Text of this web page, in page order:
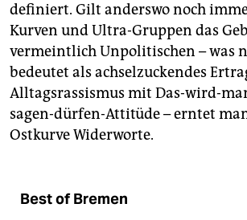
definiert. Gilt anderswo noch
Kurven und Ultra-Gruppen das
vermeintlich Unpolitischen – was
bedeutet als achselzuckendes
Alltagsrassismus mit Das-wird-
sagen-dürfen-Attitüde – erntet
Ostkurve Widerworte.
Best of Bremen